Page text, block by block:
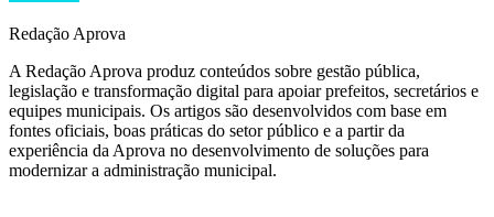
Redação Aprova
A Redação Aprova produz conteúdos sobre gestão pública,
legislação e transformação digital para apoiar prefeitos, secretários e
equipes municipais. Os artigos são desenvolvidos com base em
fontes oficiais, boas práticas do setor público e a partir da
experiência da Aprova no desenvolvimento de soluções para
modernizar a administração municipal.